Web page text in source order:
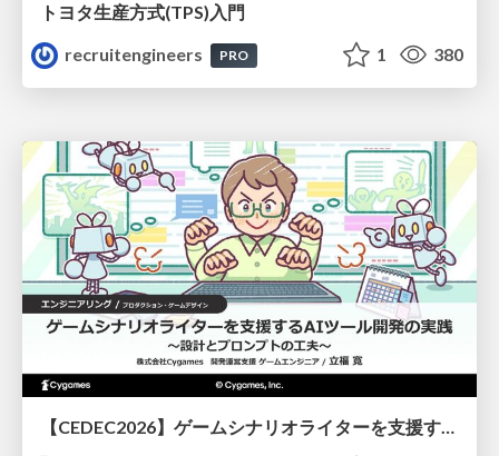
トヨタ⽣産⽅式(TPS)⼊⾨
recruitengineers
PRO 1 380